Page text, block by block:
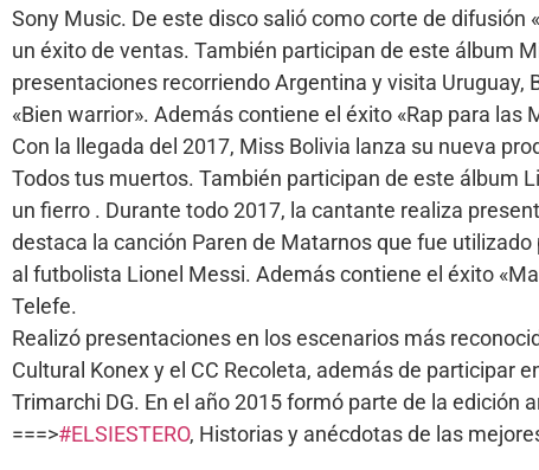
Sony Music. De este disco salió como corte de difusión
un éxito de ventas. También participan de este álbum
presentaciones recorriendo Argentina y visita Uruguay,
«Bien warrior». Además contiene el éxito «Rap para
Con la llegada del 2017, Miss Bolivia lanza su nueva
Todos tus muertos. También participan de este álbum
un fierro . Durante todo 2017, la cantante realiza
destaca la canción Paren de Matarnos que fue
al futbolista Lionel Messi. Además contiene el éxito
Telefe.
Realizó presentaciones en los escenarios más
Cultural Konex y el CC Recoleta, además de participar
Trimarchi DG. En el año 2015 formó parte de la edición
===>#ELSIESTERO, Historias y anécdotas de las